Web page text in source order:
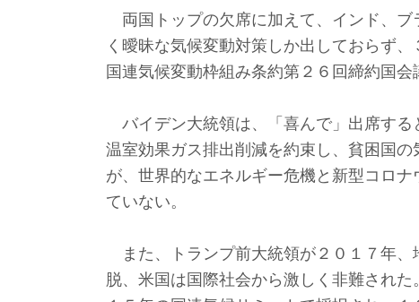
両国トップの欠席に加えて、インド、ブ
く曖昧な気候変動対策しか出しておらず
国連気候変動枠組み条約第２６回締約国
バイデン大統領は、「喜んで」出席する
温室効果ガス排出削減を約束し、貧困国
が、世界的なエネルギー危機と新型コロ
ていない。
また、トランプ前大統領が２０１７年、
脱、米国は国際社会から激しく非難され